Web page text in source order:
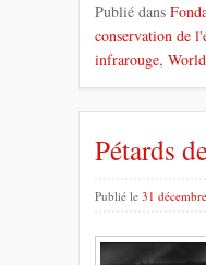
Publié dans
conservation de
infrarouge,
Pétards
Publié le 31